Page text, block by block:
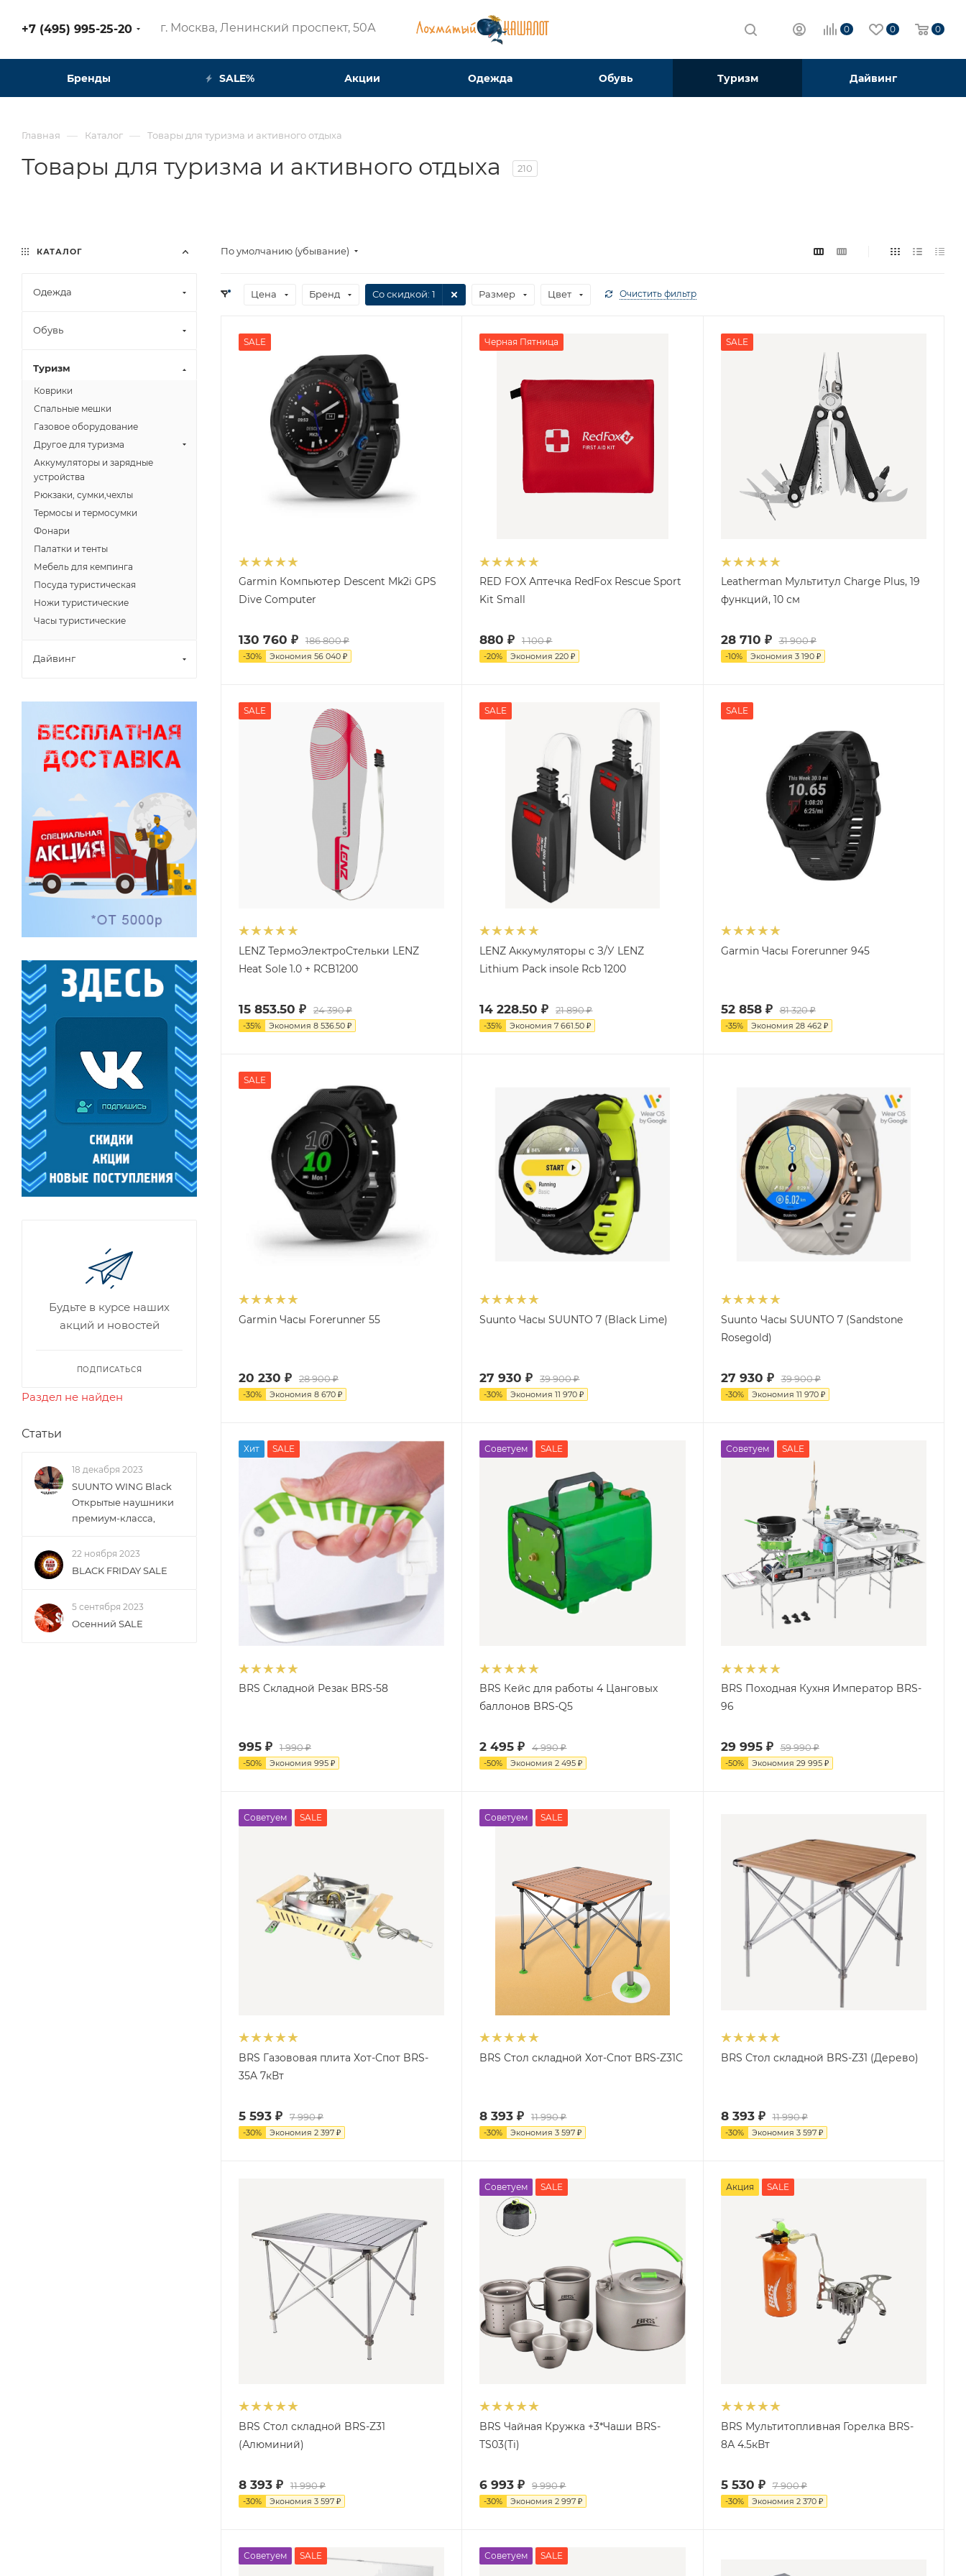
+7 (495) 995-25-20​ г. Москва, Ленинский проспект, 50А​ 0 0 0
Бренды SALE% Акции Одежда Обувь Туризм Дайвинг
Главная — Каталог — Товары для туризма и активного отдыха
Товары для туризма и активного отдыха 210
По умолчанию (убывание)
Цена Бренд Со скидкой: 1 Размер Цвет Очистить фильтр
SALE
Garmin Компьютер Descent Mk2i GPS
Dive Computer
130 760 ₽ 186 800₽
-30% Экономия 56 040 ₽
Черная Пятница
RED FOX Аптечка RedFox Rescue Sport
Kit Small
880 ₽ 1 100₽
-20% Экономия220 ₽
SALE
Leatherman Мультитул Charge Plus, 19
функций, 10 см
28 710 ₽ 31 900₽
-10% Экономия 3 190₽
SALE
LENZ ТермоЭлектроСтельки LENZ
Heat Sole 1.0 + RCB1200
15 853.50 ₽ 24 390₽
-35% Экономия 8 536.50 ₽
SALE
LENZ Аккумуляторы с З/У LENZ
Lithium Pack insole Rcb 1200
14 228.50 ₽ 21 890₽
-35% Экономия7 661.50 ₽
SALE
Garmin Часы Forerunner 945
52 858₽ 81 320₽
-35% Экономия 28 462₽
SALE
Garmin Часы Forerunner 55
20 230 ₽ 28 900₽
-30% Экономия 8 670 ₽
Suunto Часы SUUNTO 7 (Black Lime)
27 930 ₽ 39 900₽
-30% Экономия11 970 ₽
Suunto Часы SUUNTO 7 (Sandstone
Rosegold)
27 930 ₽ 39 900₽
-30% Экономия 11 970₽
Хит SALE
BRS Складной Резак BRS-58
995 ₽ 1 990₽
-50% Экономия 995 ₽
Советуем SALE
BRS Кейс для работы 4 Цанговых
баллонов BRS-Q5
2 495 ₽ 4 990₽
-50% Экономия2 495 ₽
Советуем SALE
BRS Походная Кухня Император BRS-
96
29 995₽ 59 990₽
-50% Экономия 29 995₽
Советуем SALE
BRS Газововая плита Хот-Спот BRS-
35A 7кВт
5 593 ₽ 7 990₽
-30% Экономия 2 397 ₽
Советуем SALE
BRS Стол складной Хот-Спот BRS-Z31С
8 393 ₽ 11 990₽
-30% Экономия3 597 ₽
BRS Стол складной BRS-Z31 (Дерево)
8 393₽ 11 990₽
-30% Экономия 3 597₽
BRS Стол складной BRS-Z31
(Алюминий)
8 393 ₽ 11 990₽
-30% Экономия 3 597 ₽
Советуем SALE
BRS Чайная Кружка +3*Чаши BRS-
TS03(Ti)
6 993 ₽ 9 990₽
-30% Экономия2 997 ₽
Акция SALE
BRS Мультитопливная Горелка BRS-
8А 4.5кВт
5 530 ₽ 7 900₽
-30% Экономия 2 370₽
Советуем SALE Советуем SALE
КАТАЛОГ
Одежда
Обувь
Туризм
Коврики
Спальные мешки
Газовое оборудование
Другое для туризма
Аккумуляторы и зарядные
устройства
Рюкзаки, сумки,чехлы
Термосы и термосумки
Фонари
Палатки и тенты
Мебель для кемпинга
Посуда туристическая
Ножи туристические
Часы туристические
Дайвинг
Будьте в курсе наших
акций и новостей
ПОДПИСАТЬСЯ
Раздел не найден
Статьи
18 декабря 2023
SUUNTO WING Black
Открытые наушники
премиум-класса,
22 ноября 2023
BLACK FRIDAY SALE
5 сентября 2023
Осенний SALE